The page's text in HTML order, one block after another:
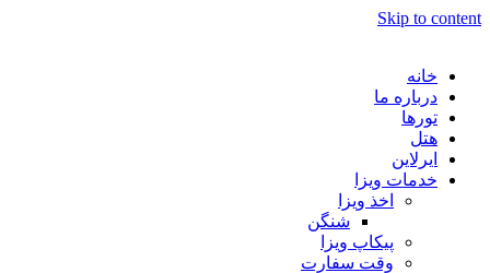
Skip to content
خانه
درباره ما
تورها
هتل
ایرلاین
خدمات ویزا
اخذ ویزا
شنگن
پیکاپ ویزا
وقت سفارت